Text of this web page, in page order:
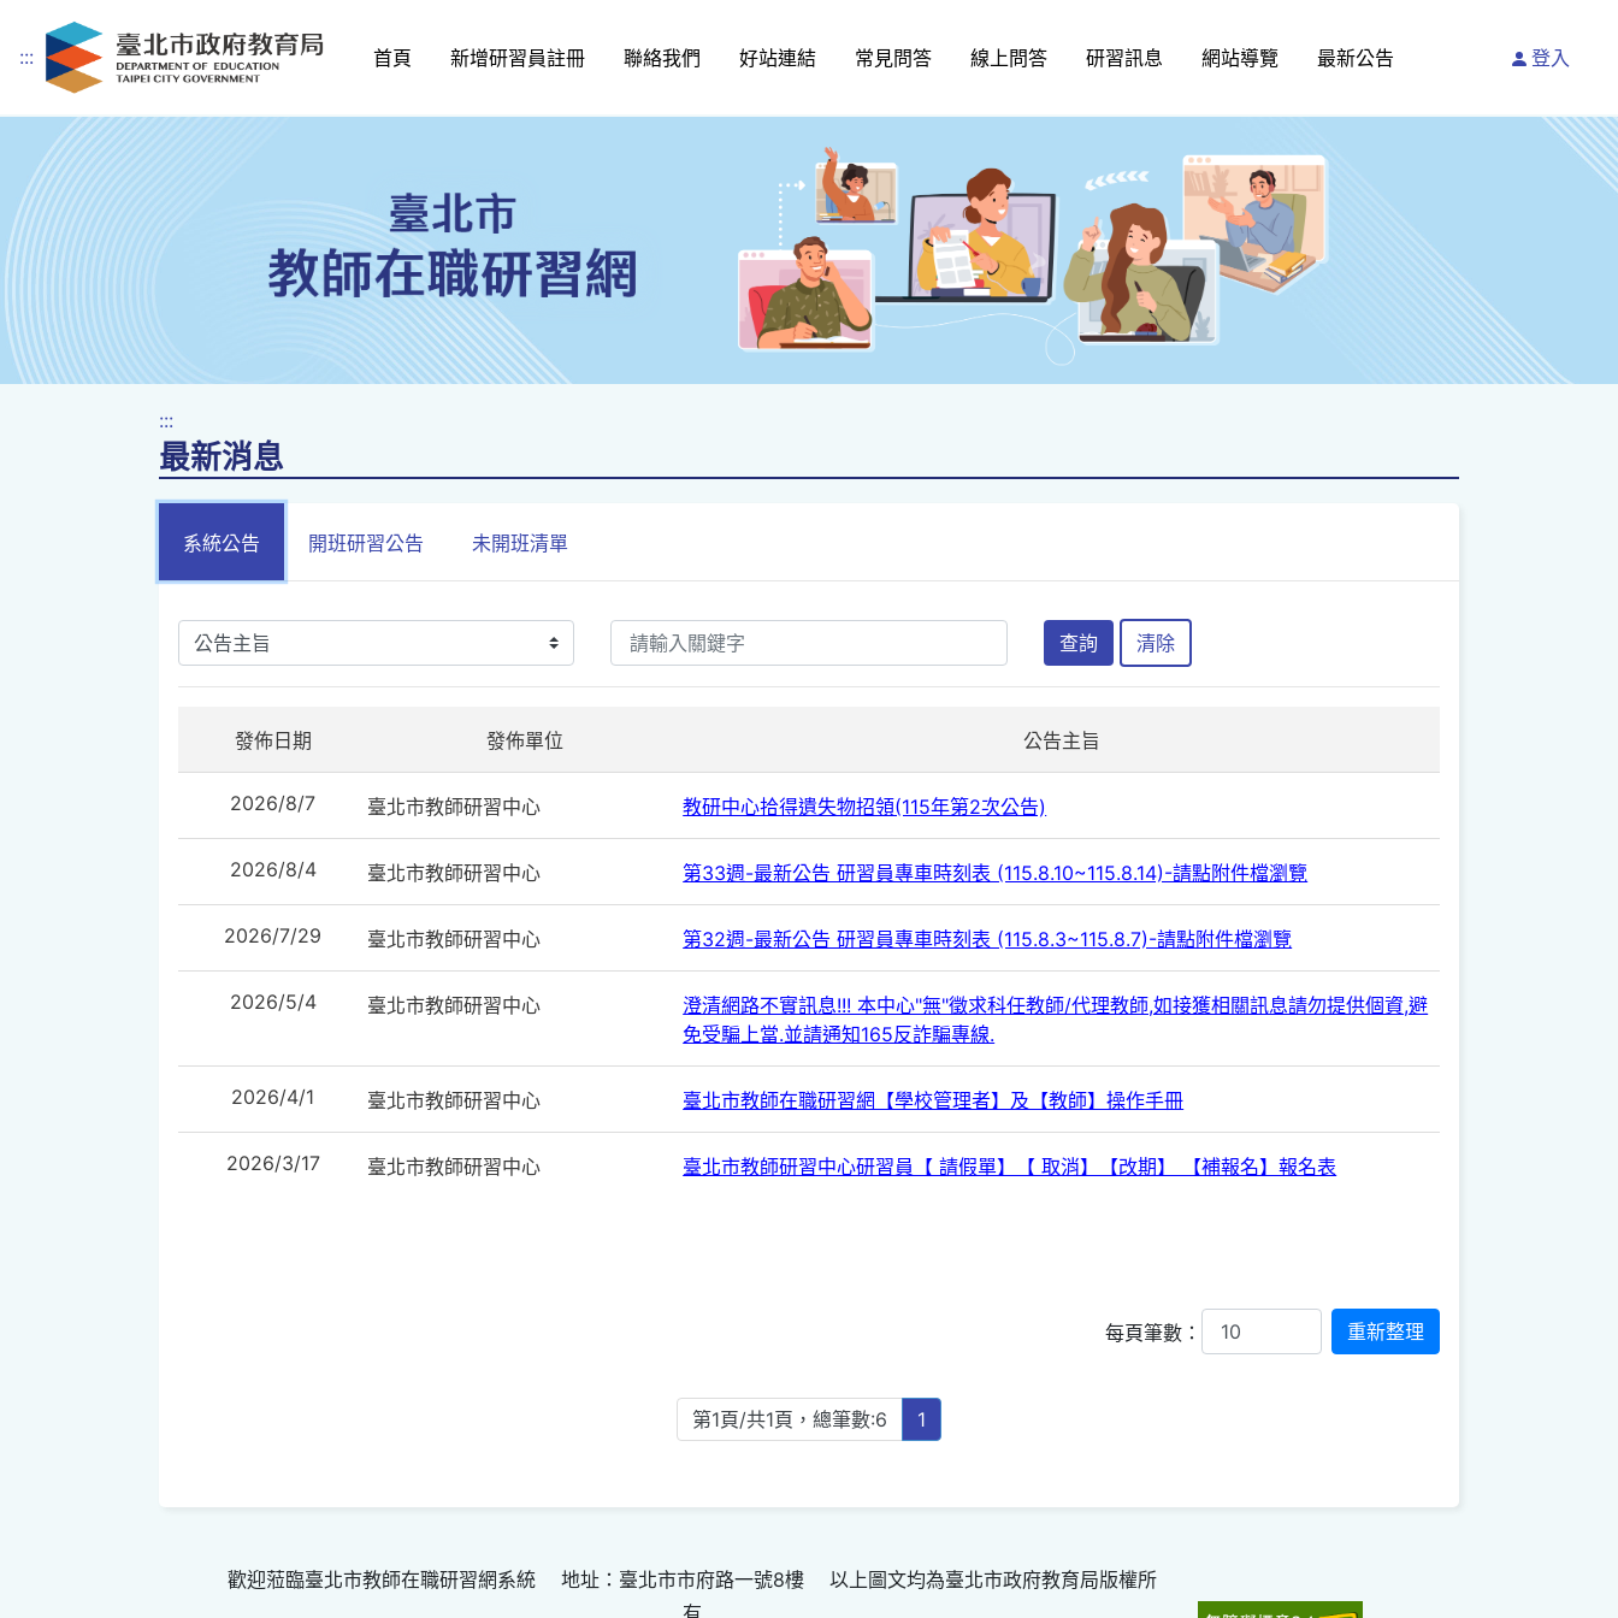
跳到主要內容
::: 首頁 新增研習員註冊 聯絡我們 好站連結 常見問答 線上問答 研習訊息 網站導覽 最新公告 登入
:::
最新消息
系統公告 開班研習公告 未開班清單
查詢 清除
發佈日期 發佈單位 公告主旨
2026/8/7 臺北市教師研習中心 教研中心拾得遺失物招領(115年第2次公告)
2026/8/4 臺北市教師研習中心 第33週-最新公告 研習員專車時刻表 (115.8.10~115.8.14)-請點附件檔瀏覽
2026/7/29 臺北市教師研習中心 第32週-最新公告 研習員專車時刻表 (115.8.3~115.8.7)-請點附件檔瀏覽
2026/5/4 臺北市教師研習中心
澄清網路不實訊息!!! 本中心"無"徵求科任教師/代理教師,如接獲相關訊息請勿提供個資,避
免受騙上當.並請通知165反詐騙專線.
2026/4/1 臺北市教師研習中心 臺北市教師在職研習網【學校管理者】及【教師】操作手冊
2026/3/17 臺北市教師研習中心 臺北市教師研習中心研習員【 請假單】【 取消】【改期】 【補報名】報名表
每頁筆數：
第1頁/共1頁，總筆數:6 1
歡迎蒞臨臺北市教師在職研習網系統 地址：臺北市市府路一號8樓 以上圖文均為臺北市政府教育局版權所